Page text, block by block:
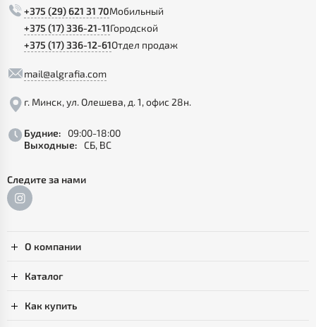
+375 (29) 621 31 70Мобильный
+375 (17) 336-21-11Городской
+375 (17) 336-12-61Отдел продаж
mail@algrafia.com
г. Минск, ул. Олешева, д. 1, офис 28н.
Будние:
09:00-18:00
Выходные: СБ, ВС
Следите за нами
О компании
Каталог
Как купить